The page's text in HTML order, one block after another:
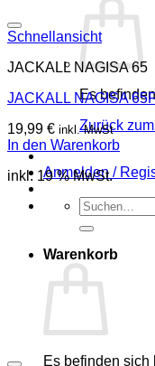
Es
Zurück
Anmelden /
Suchen
nach:
Warenkorb
Es befinden sich
Schnellansicht
JACKALL NAGISA 65
JACKALL NAGISA
19,99 € inkl. MwSt
In den Warenkorb
inkl. 19 % MwSt.